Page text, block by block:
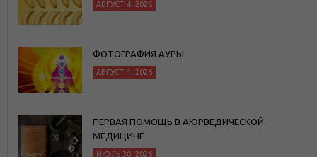
АВГУСТ 4, 2026
ФОТОГРАФИЯ АУРЫ
АВГУСТ 1, 2026
ПЕРВАЯ ПОМОЩЬ В АЮРВЕДИЧЕСКОЙ
МЕДИЦИНЕ
ИЮЛЬ 30, 2026